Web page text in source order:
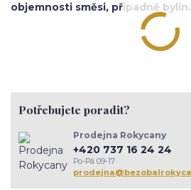
objemnosti směsi, případně bylin.
Potřebujete poradit?
Prodejna Rokycany
+420 737 16 24 24
Po-Pá 09-17